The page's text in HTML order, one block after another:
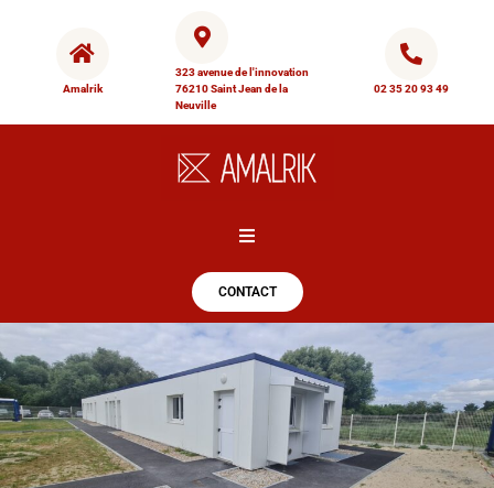
Amalrik
323 avenue de l'innovation
76210 Saint Jean de la
Neuville
02 35 20 93 49
Hamburger Toggle Menu
CONTACT